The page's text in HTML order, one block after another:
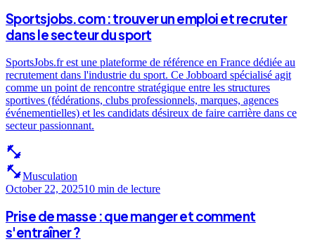
Sportsjobs.com : trouver un emploi et recruter
dans le secteur du sport
SportsJobs.fr est une plateforme de référence en France dédiée au
recrutement dans l'industrie du sport. Ce Jobboard spécialisé agit
comme un point de rencontre stratégique entre les structures
sportives (fédérations, clubs professionnels, marques, agences
événementielles) et les candidats désireux de faire carrière dans ce
secteur passionnant.
fitness_center
fitness_centerMusculation
October 22, 202510 min de lecture
Prise de masse : que manger et comment
s'entraîner ?